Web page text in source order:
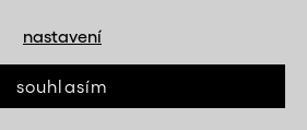
nastavení
souhlasím
ý
i
s
je u nás na prvním místě
kvalitě materiálů, tak zpracování